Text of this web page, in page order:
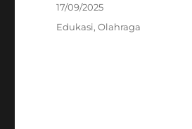
Posted
on
17/09/2025
Categories
Edukasi,Olahraga